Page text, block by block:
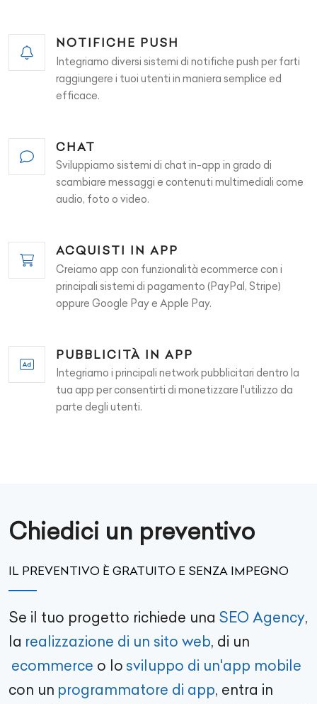
NOTIFICHE PUSH
Integriamo diversi sistemi di notifiche push per farti
raggiungere i tuoi utenti in maniera semplice ed
efficace.
CHAT
Sviluppiamo sistemi di chat in-app in grado di
scambiare messaggi e contenuti multimediali come
audio, foto o video.
ACQUISTI IN APP
Creiamo app con funzionalità ecommerce con i
principali sistemi di pagamento (PayPal, Stripe)
oppure Google Pay e Apple Pay.
PUBBLICITÀ IN APP
Integriamo i principali network pubblicitari dentro la
tua app per consentirti di monetizzare l'utilizzo da
parte degli utenti.
Chiedici un preventivo
IL PREVENTIVO È GRATUITO E SENZA IMPEGNO
Se il tuo progetto richiede una SEO Agency,
la realizzazione di un sito web, di un
ecommerce o lo sviluppo di un'app mobile
con un programmatore di app, entra in